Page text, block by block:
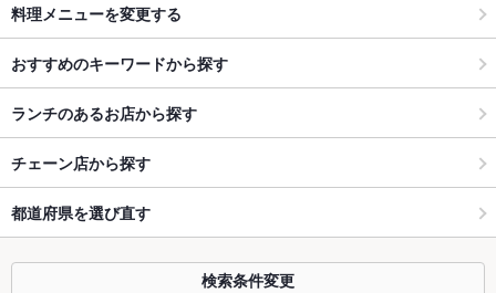
料理メニューを変更する
おすすめのキーワードから探す
ランチのあるお店から探す
チェーン店から探す
都道府県を選び直す
検索条件変更